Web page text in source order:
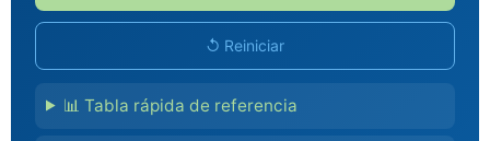
↺ Reiniciar
📊 Tabla rápida de referencia